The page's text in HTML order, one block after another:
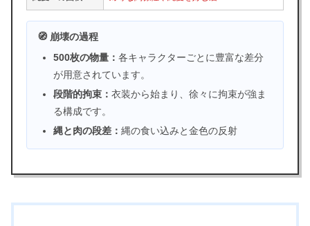
🧭 崩壊の過程
500枚の物量： 各キャラクターごとに豊富な差分
が用意されています。
段階的拘束： 衣装から始まり、徐々に拘束が強ま
る構成です。
縄と肉の段差： 縄の食い込みと金色の反射